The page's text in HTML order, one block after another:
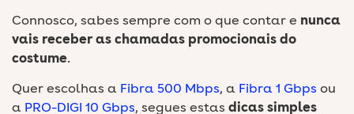
Connosco, sabes sempre com o que contar e nunca
vais receber as chamadas promocionais do
costume.
Quer escolhas a Fibra 500 Mbps, a Fibra 1 Gbps ou
a PRO-DIGI 10 Gbps, segues estas dicas simples